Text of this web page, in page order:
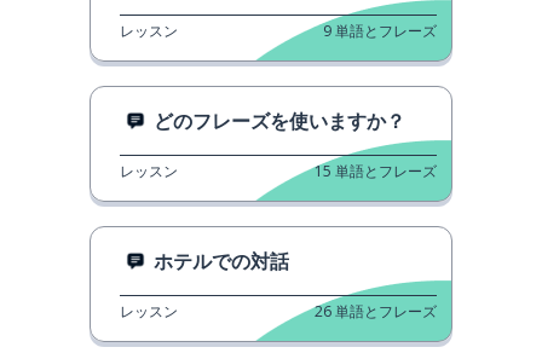
レッスン 9単語とフレーズ
どのフレーズを使いますか？
レッスン 15 単語とフレーズ
ホテルでの対話
レッスン 26単語とフレーズ